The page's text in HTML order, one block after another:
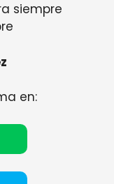
siempre
en: